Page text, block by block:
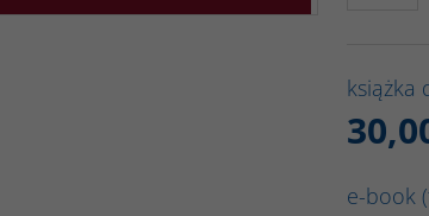
książka
e-book